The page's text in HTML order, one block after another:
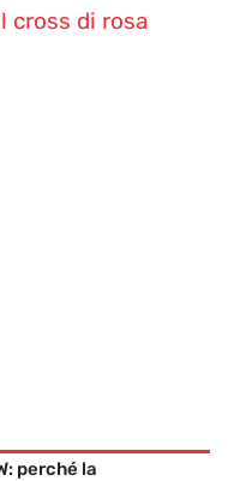
cross di rosa
perché la